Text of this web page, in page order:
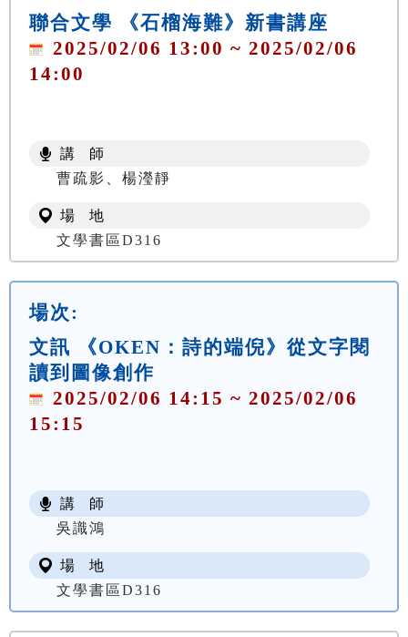
聯合文學 《石榴海難》新書講座
2025/02/06 13:00 ~ 2025/02/06
14:00
講 師
曹疏影、楊瀅靜
場 地
文學書區D316
場次:
文訊 《OKEN：詩的端倪》從文字閱
讀到圖像創作
2025/02/06 14:15 ~ 2025/02/06
15:15
講 師
吳識鴻
場 地
文學書區D316